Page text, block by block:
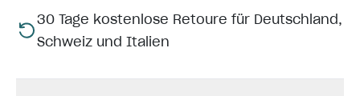
30 Tage kostenlose Retoure für Deutschland,
Schweiz und Italien